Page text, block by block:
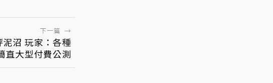
下一篇 →
泥沼 玩家：各種
直大型付費公測